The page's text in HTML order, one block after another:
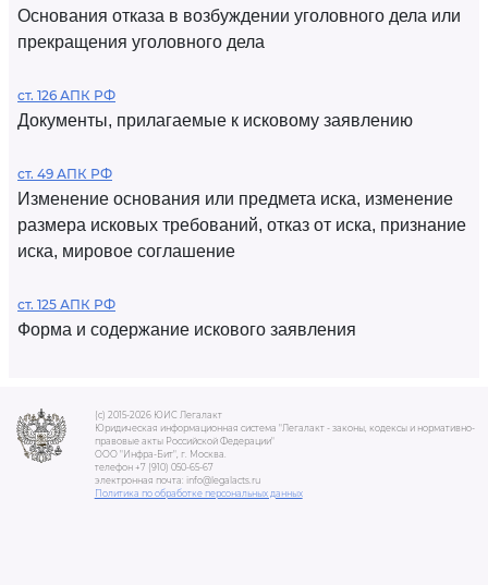
Основания отказа в возбуждении уголовного дела или
прекращения уголовного дела
ст. 126 АПК РФ
Документы, прилагаемые к исковому заявлению
ст. 49 АПК РФ
Изменение основания или предмета иска, изменение
размера исковых требований, отказ от иска, признание
иска, мировое соглашение
ст. 125 АПК РФ
Форма и содержание искового заявления
(c) 2015-2026 ЮИС Легалакт
Юридическая информационная система "Легалакт - законы, кодексы и нормативно-
правовые акты Российской Федерации"
ООО "Инфра-Бит", г. Москва.
телефон +7 (910) 050-65-67
электронная почта: info@legalacts.ru
Политика по обработке персональных данных